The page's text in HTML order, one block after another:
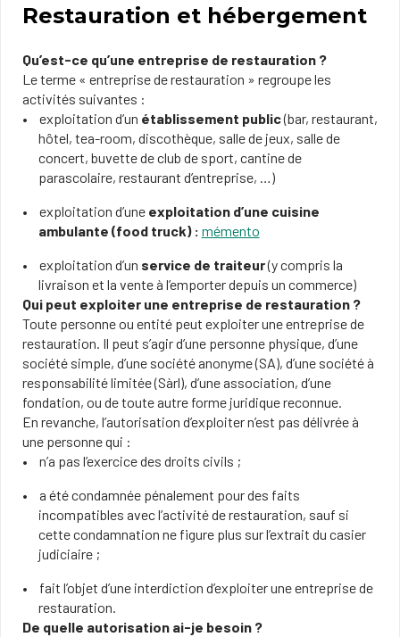
Restauration et hébergement
Qu’est-ce qu’une entreprise de restauration ?
Le terme « entreprise de restauration » regroupe les
activités suivantes :
exploitation d’un établissement public(bar, restaurant,
hôtel, tea-room, discothèque, salle de jeux, salle de
concert, buvette de club de sport, cantine de
parascolaire, restaurant d’entreprise, …)
exploitation d’une exploitation d’une cuisine
ambulante (food truck) : mémento
exploitation d’un service de traiteur(y compris la
livraison et la vente à l’emporter depuis un commerce)
Qui peut exploiter une entreprise de restauration ?
Toute personne ou entité peut exploiter une entreprise de
restauration. Il peut s’agir d’une personne physique, d’une
société simple, d’une société anonyme (SA), d’une société à
responsabilité limitée (Sàrl), d’une association, d’une
fondation, ou de toute autre forme juridique reconnue.
En revanche, l’autorisation d’exploiter n’est pas délivrée à
une personne qui :
n’a pas l’exercice des droits civils ;
a été condamnée pénalement pour des faits
incompatibles avec l’activité de restauration, sauf si
cette condamnation ne figure plus sur l’extrait du casier
judiciaire ;
fait l’objet d’une interdiction d’exploiter une entreprise de
restauration.
De quelle autorisation ai-je besoin ?